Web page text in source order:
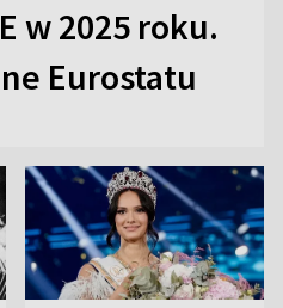
w 2025 roku.
Eurostatu